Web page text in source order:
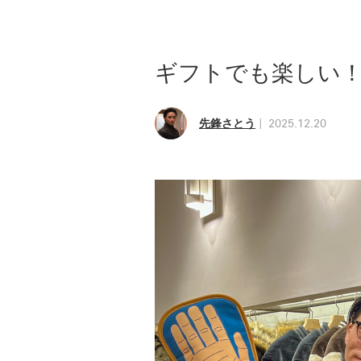
ギフトでも楽しい
先鋒さとう 2025.12.20